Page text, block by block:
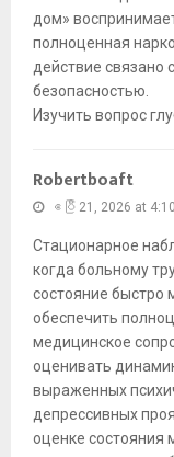
дом»
полноценная
действие связано
безопасностью.
Изучить вопрос
Robertboaft
ဧပြီ 21, 2026 at
Стационарное
когда больному
состояние быстро
обеспечить
медицинское
оценивать
выраженных
депрессивных
оценке состояния